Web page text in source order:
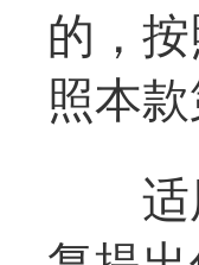
的，
照本
适用